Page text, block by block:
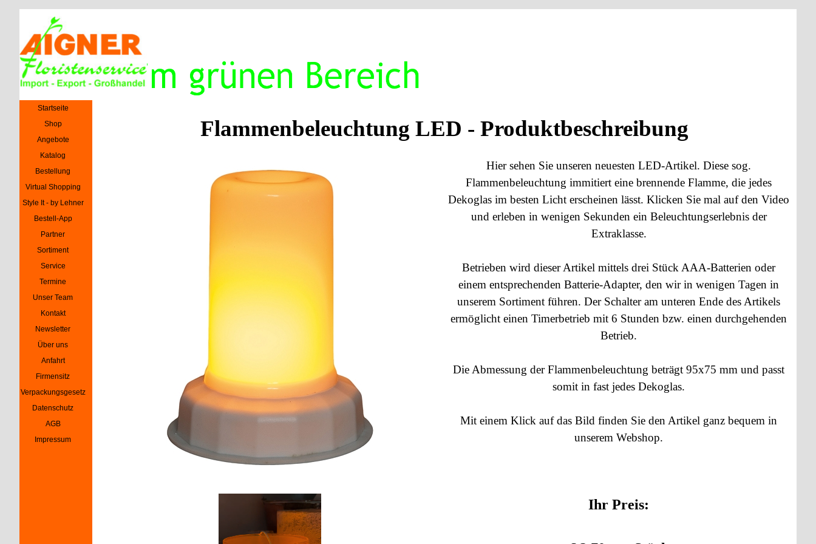
Startseite
Shop
Angebote
Katalog
Bestellung
Virtual Shopping
Style It - by Lehner
Bestell-App
Partner
Sortiment
Service
Termine
Unser Team
Kontakt
Newsletter
Über uns
Anfahrt
Firmensitz
Verpackungsgesetz
Datenschutz
AGB
Impressum
Flammenbeleuchtung LED - Produktbeschreibung
Hier sehen Sie unseren neuesten LED-Artikel. Diese sog.
Flammenbeleuchtung immitiert eine brennende Flamme, die jedes
Dekoglas im besten Licht erscheinen lässt. Klicken Sie mal auf den Video
und erleben in wenigen Sekunden ein Beleuchtungserlebnis der
Extraklasse.
Betrieben wird dieser Artikel mittels drei Stück AAA-Batterien oder
einem entsprechenden Batterie-Adapter, den wir in wenigen Tagen in
unserem Sortiment führen. Der Schalter am unteren Ende des Artikels
ermöglicht einen Timerbetrieb mit 6 Stunden bzw. einen durchgehenden
Betrieb.
Die Abmessung der Flammenbeleuchtung beträgt 95x75 mm und passt
somit in fast jedes Dekoglas.
Mit einem Klick auf das Bild finden Sie den Artikel ganz bequem in
unserem Webshop.
Ihr Preis: